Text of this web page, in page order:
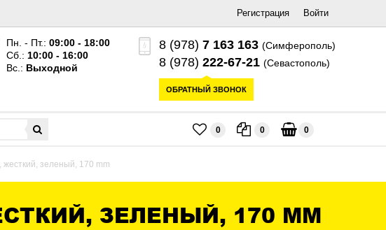
Регистрация Войти
Пн. - Пт.: 09:00 - 18:00
Сб.: 10:00 - 16:00
Вс.: Выходной
8 (978) 7 163 163 (Симферополь)
8 (978) 222-67-21 (Севастополь)
ОБРАТНЫЙ ЗВОНОК
0 0 0
жесткий, зеленый, 170 mm
ЗЕЛЕНЫЙ, 170 MM